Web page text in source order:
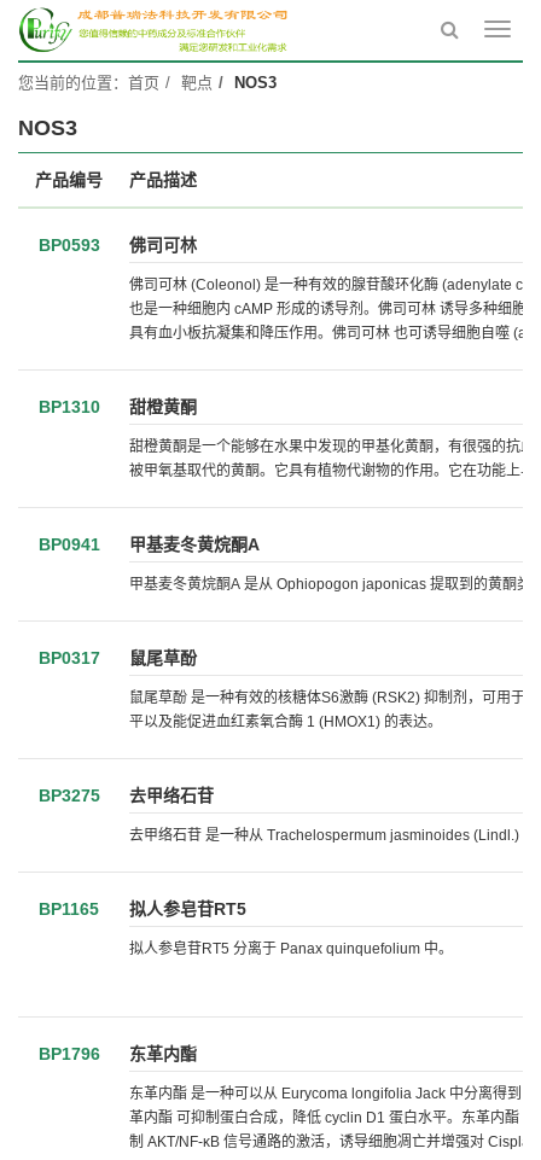
您当前的位置： 首页 靶点 NOS3
NOS3
产品编号 产品描述
BP0593 佛司可林
佛司可林 (Coleonol) 是一种有效的腺苷酸环化酶 (adenylate
也是一种细胞内 cAMP 形成的诱导剂。佛司可林 诱导多种细胞
具有血小板抗凝集和降压作用。佛司可林 也可诱导细胞自噬
BP1310 甜橙黄酮
甜橙黄酮是一个能够在水果中发现的甲基化黄酮，有很强的抗
被甲氧基取代的黄酮。它具有植物代谢物的作用。它在功能上与
BP0941 甲基麦冬黄烷酮A
甲基麦冬黄烷酮A 是从 Ophiopogon japonicas 提取到的黄酮类
BP0317 鼠尾草酚
鼠尾草酚 是一种有效的核糖体S6激酶 (RSK2) 抑制剂，可用于
平以及能促进血红素氧合酶 1 (HMOX1) 的表达。
BP3275 去甲络石苷
去甲络石苷 是一种从 Trachelospermum jasminoides (Lindl.)
BP1165 拟人参皂苷RT5
拟人参皂苷RT5 分离于 Panax quinquefolium 中。
BP1796 东革内酯
东革内酯 是一种可以从 Eurycoma longifolia Jack 中分离得到
革内酯 可抑制蛋白合成，降低 cyclin D1 蛋白水平。东革内酯
制 AKT/NF-κB 信号通路的激活，诱导细胞凋亡并增强对